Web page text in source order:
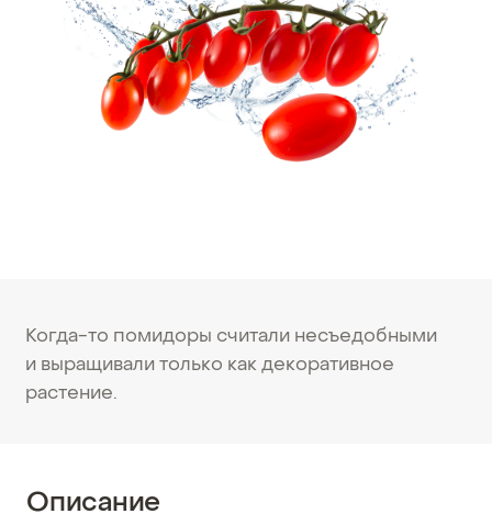
Когда-то помидоры считали несъедобными
и выращивали только как декоративное
растение.
Описание